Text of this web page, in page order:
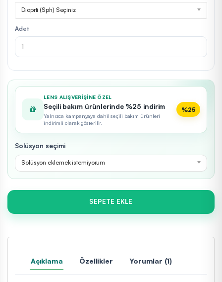
Dioprti (Sph) Seçiniz
Adet
LENS ALIŞVERIŞINE ÖZEL
Seçili bakım ürünlerinde %25 indirim
Yalnızca kampanyaya dahil seçili bakım ürünleri
indirimli olarak gösterilir.
%25
Solüsyon seçimi
Solüsyon eklemek istemiyorum
SEPETE EKLE
Açıklama Özellikler Yorumlar (1)